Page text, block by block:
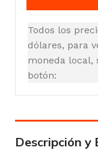
Todos los
dólares, para
moneda local,
botón:
Descripción y